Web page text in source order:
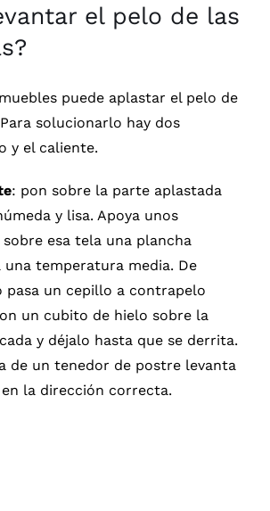
el pelo de las
puede aplastar el pelo de
solucionarlo hay dos
y el caliente.
: pon sobre la parte aplastada
y lisa. Apoya unos
sobre esa tela una plancha
una temperatura media. De
pasa un cepillo a contrapelo
un cubito de hielo sobre la
y déjalo hasta que se derrita.
de un tenedor de postre levanta
la dirección correcta.